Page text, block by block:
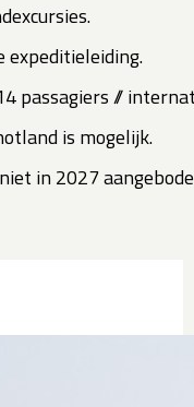
expeditieleiding.
passagiers //
is mogelijk.
in 2027